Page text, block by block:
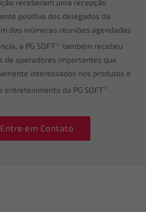
receberam uma recepção
positiva dos delegados da
das inúmeras reuniões agendadas
a PG SOFT® também recebeu
de operadores importantes que
interessados nos produtos e
entretenimento da PG SOFT®
Entre em Contato